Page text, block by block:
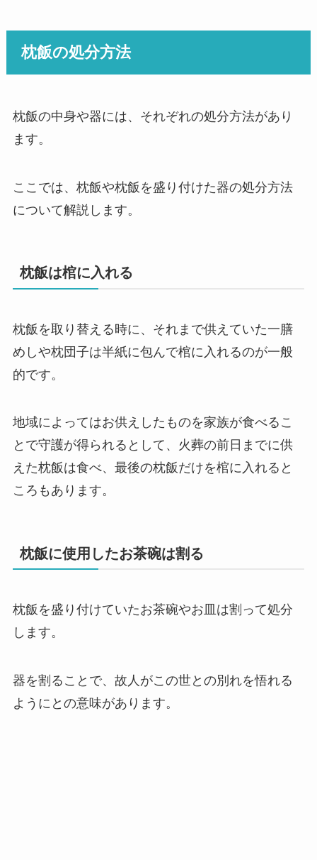
枕飯の処分方法
枕飯の中身や器には、それぞれの処分方法があり
ます。
ここでは、枕飯や枕飯を盛り付けた器の処分方法
について解説します。
枕飯は棺に入れる
枕飯を取り替える時に、それまで供えていた一膳
めしや枕団子は半紙に包んで棺に入れるのが一般
的です。
地域によってはお供えしたものを家族が食べるこ
とで守護が得られるとして、火葬の前日までに供
えた枕飯は食べ、最後の枕飯だけを棺に入れると
ころもあります。
枕飯に使用したお茶碗は割る
枕飯を盛り付けていたお茶碗やお皿は割って処分
します。
器を割ることで、故人がこの世との別れを悟れる
ようにとの意味があります。